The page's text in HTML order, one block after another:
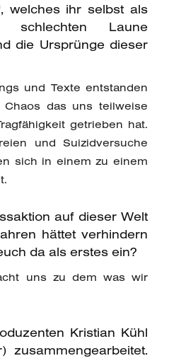
welches ihr selbst als
schlechten Laune
die Ursprünge dieser
und Texte entstanden
das uns teilweise
getrieben hat.
und Suizidversuche
sich in einem zu einem
auf dieser Welt
hättet verhindern
da als erstes ein?
uns zu dem was wir
Kristian Kühl
zusammengearbeitet.